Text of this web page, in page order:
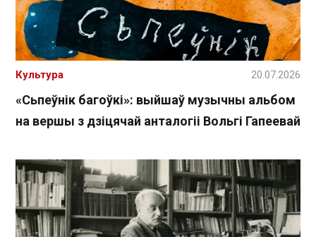
«Сьпеўнік багоўкі»: выйшаў музычны альбом
на вершы з дзіцячай анталогіі Вольгі Гапеевай
Культура 20.07.2026